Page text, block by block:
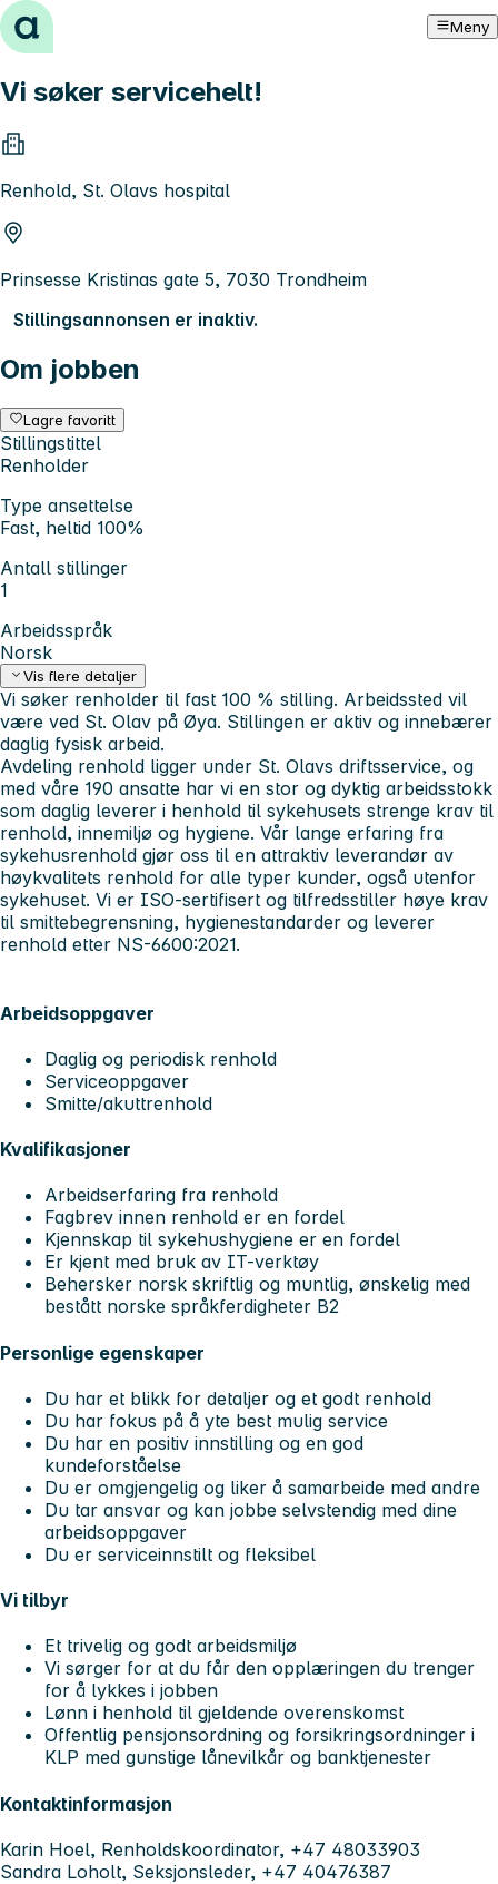
Hopp til innhold Meny
Vi søker servicehelt!
Renhold, St. Olavs hospital
Prinsesse Kristinas gate 5, 7030 Trondheim
Stillingsannonsen er inaktiv.
Om jobben
Lagre favoritt
Stillingstittel
Renholder
Type ansettelse
Fast, heltid 100%
Antall stillinger
1
Arbeidsspråk
Norsk
Vis flere detaljer
Vi søker renholder til fast 100 % stilling. Arbeidssted vil
være ved St. Olav på Øya. Stillingen er aktiv og innebærer
daglig fysisk arbeid.
Avdeling renhold ligger under St. Olavs driftsservice, og
med våre 190 ansatte har vi en stor og dyktig arbeidsstokk
som daglig leverer i henhold til sykehusets strenge krav til
renhold, innemiljø og hygiene. Vår lange erfaring fra
sykehusrenhold gjør oss til en attraktiv leverandør av
høykvalitets renhold for alle typer kunder, også utenfor
sykehuset. Vi er ISO-sertifisert og tilfredsstiller høye krav
til smittebegrensning, hygienestandarder og leverer
renhold etter NS-6600:2021.
Arbeidsoppgaver
Daglig og periodisk renhold
Serviceoppgaver
Smitte/akuttrenhold
Kvalifikasjoner
Arbeidserfaring fra renhold
Fagbrev innen renhold er en fordel
Kjennskap til sykehushygiene er en fordel
Er kjent med bruk av IT-verktøy
Behersker norsk skriftlig og muntlig, ønskelig med
bestått norske språkferdigheter B2
Personlige egenskaper
Du har et blikk for detaljer og et godt renhold
Du har fokus på å yte best mulig service
Du har en positiv innstilling og en god
kundeforståelse
Du er omgjengelig og liker å samarbeide med andre
Du tar ansvar og kan jobbe selvstendig med dine
arbeidsoppgaver
Du er serviceinnstilt og fleksibel
Vi tilbyr
Et trivelig og godt arbeidsmiljø
Vi sørger for at du får den opplæringen du trenger
for å lykkes i jobben
Lønn i henhold til gjeldende overenskomst
Offentlig pensjonsordning og forsikringsordninger i
KLP med gunstige lånevilkår og banktjenester
Kontaktinformasjon
Karin Hoel, Renholdskoordinator, +47 48033903
Sandra Loholt, Seksjonsleder, +47 40476387